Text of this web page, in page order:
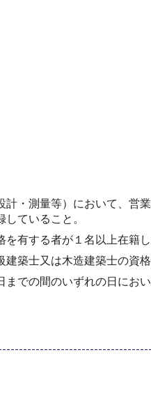
計・測量等）において、営
ていること。
有する者が１名以上在籍
築士又は木造建築士の資
での間のいずれの日にお